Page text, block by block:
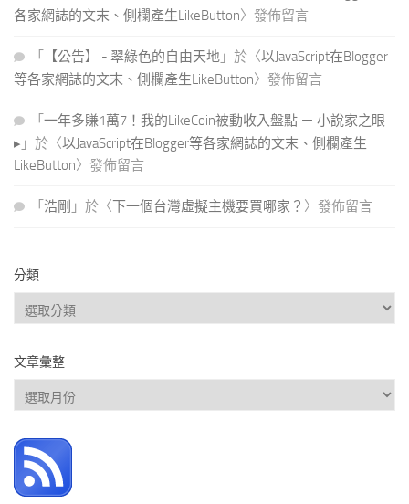
各家網誌的文末、側欄產生LikeButton〉發佈留言
「 【公告】 - 翠綠色的自由天地 」於〈以JavaScript在Blogger
等各家網誌的文末、側欄產生LikeButton〉發佈留言
「 一年多賺1萬7！我的LikeCoin被動收入盤點 － 小說家之眼
▸ 」於〈以JavaScript在Blogger等各家網誌的文末、側欄產生
LikeButton〉發佈留言
「 浩剛 」於〈 下一個台灣虛擬主機要買哪家？ 〉發佈留言
分類
分
類
文章彙整
文
章
整